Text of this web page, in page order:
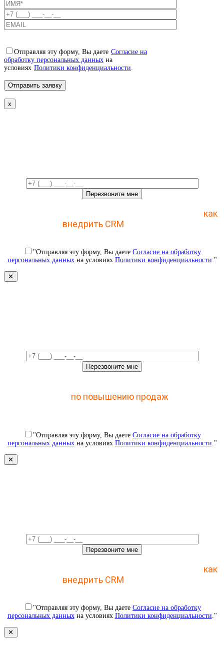
Отправляя эту форму, Вы даете Согласие на
обработку персональных данных на
условиях Политики конфиденциальности.
x
как
внедрить CRM
"Отправляя эту форму, Вы даете Согласие на обработку
персональных данныхна условиях Политики конфиденциальности."
✕
по повышению продаж
"Отправляя эту форму, Вы даете Согласие на обработку
персональных данныхна условиях Политики конфиденциальности."
✕
как
внедрить CRM
"Отправляя эту форму, Вы даете Согласие на обработку
персональных данныхна условиях Политики конфиденциальности."
✕